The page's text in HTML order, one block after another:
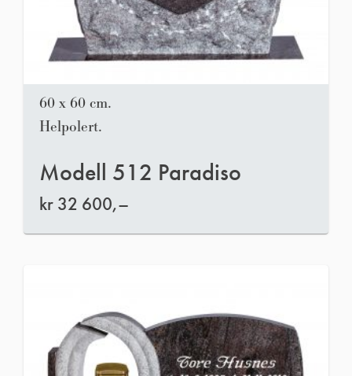
60 x 60 cm.
Helpolert.
Modell 512 Paradiso
kr 32 600,–